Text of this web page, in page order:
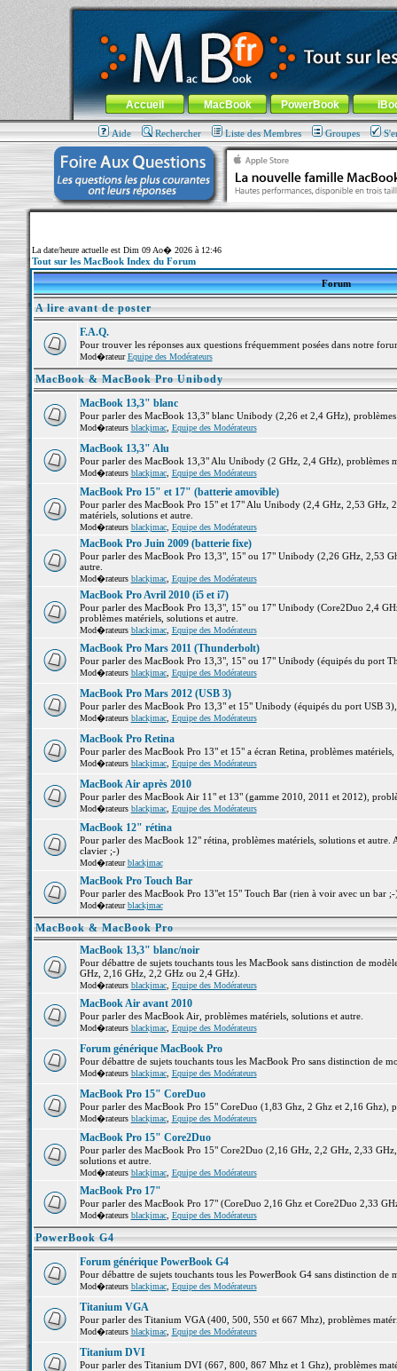
MacBook-fr.com : 100% Apple... 100% nomade !
Aller au contenu-Aller au menu général-Aller au menu de
Menu général
Accueil MacBook PowerBook
Aide Rechercher Liste des Membres Groupes
La date/heure actuelle est Dim 09 Ao� 2026 à 12:46
Tout sur les MacBook Index du Forum
Forum
A lire avant de poster
F.A.Q.
Pour trouver les réponses aux questions fréquemment posées dans notre
Mod�rateurEquipe des Modérateurs
MacBook & MacBook Pro Unibody
MacBook 13,3" blanc
Pour parler des MacBook 13,3" blanc Unibody (2,26 et 2,4 GHz),
Mod�rateurs blackjmac, Equipe des Modérateurs
MacBook 13,3" Alu
Pour parler des MacBook 13,3" Alu Unibody (2 GHz, 2,4 GHz), problèmes
Mod�rateurs blackjmac, Equipe des Modérateurs
MacBook Pro 15" et 17" (batterie amovible)
Pour parler des MacBook Pro 15" et 17" Alu Unibody (2,4 GHz, 2,53 GHz,
matériels, solutions et autre.
Mod�rateurs blackjmac, Equipe des Modérateurs
MacBook Pro Juin 2009 (batterie fixe)
Pour parler des MacBook Pro 13,3", 15" ou 17" Unibody (2,26 GHz, 2,53
autre.
Mod�rateurs blackjmac, Equipe des Modérateurs
MacBook Pro Avril 2010 (i5 et i7)
Pour parler des MacBook Pro 13,3", 15" ou 17" Unibody (Core2Duo 2,4
problèmes matériels, solutions et autre.
Mod�rateurs blackjmac, Equipe des Modérateurs
MacBook Pro Mars 2011 (Thunderbolt)
Pour parler des MacBook Pro 13,3", 15" ou 17" Unibody (équipés du port
Mod�rateurs blackjmac, Equipe des Modérateurs
MacBook Pro Mars 2012 (USB 3)
Pour parler des MacBook Pro 13,3" et 15" Unibody (équipés du port USB
Mod�rateurs blackjmac, Equipe des Modérateurs
MacBook Pro Retina
Pour parler des MacBook Pro 13" et 15" a écran Retina, problèmes matériels,
Mod�rateurs blackjmac, Equipe des Modérateurs
MacBook Air après 2010
Pour parler des MacBook Air 11" et 13" (gamme 2010, 2011 et 2012),
Mod�rateurs blackjmac, Equipe des Modérateurs
MacBook 12" rétina
Pour parler des MacBook 12" rétina, problèmes matériels, solutions et
clavier ;-)
Mod�rateurblackjmac
MacBook Pro Touch Bar
Pour parler des MacBook Pro 13"et 15" Touch Bar (rien à voir avec un bar
Mod�rateurblackjmac
MacBook & MacBook Pro
MacBook 13,3" blanc/noir
Pour débattre de sujets touchants tous les MacBook sans distinction de
GHz, 2,16 GHz, 2,2 GHz ou 2,4 GHz).
Mod�rateurs blackjmac, Equipe des Modérateurs
MacBook Air avant 2010
Pour parler des MacBook Air, problèmes matériels, solutions et autre.
Mod�rateurs blackjmac, Equipe des Modérateurs
Forum générique MacBook Pro
Pour débattre de sujets touchants tous les MacBook Pro sans distinction de
Mod�rateurs blackjmac, Equipe des Modérateurs
MacBook Pro 15" CoreDuo
Pour parler des MacBook Pro 15" CoreDuo (1,83 Ghz, 2 Ghz et 2,16 Ghz),
Mod�rateurs blackjmac, Equipe des Modérateurs
MacBook Pro 15" Core2Duo
Pour parler des MacBook Pro 15" Core2Duo (2,16 GHz, 2,2 GHz, 2,33
solutions et autre.
Mod�rateurs blackjmac, Equipe des Modérateurs
MacBook Pro 17"
Pour parler des MacBook Pro 17" (CoreDuo 2,16 Ghz et Core2Duo 2,33
Mod�rateurs blackjmac, Equipe des Modérateurs
PowerBook G4
Forum générique PowerBook G4
Pour débattre de sujets touchants tous les PowerBook G4 sans distinction de
Mod�rateurs blackjmac, Equipe des Modérateurs
Titanium VGA
Pour parler des Titanium VGA (400, 500, 550 et 667 Mhz), problèmes
Mod�rateurs blackjmac, Equipe des Modérateurs
Titanium DVI
Pour parler des Titanium DVI (667, 800, 867 Mhz et 1 Ghz), problèmes